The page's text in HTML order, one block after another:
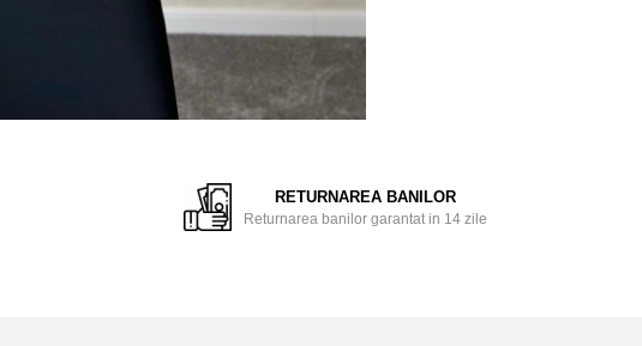
RETURNAREA BANILOR
Returnarea banilor garantat in 14 zile